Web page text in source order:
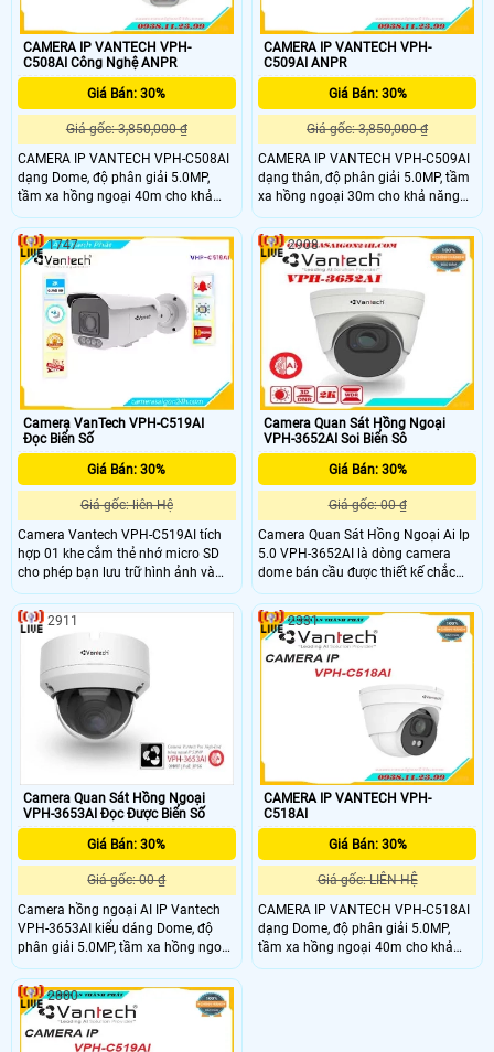
CAMERA IP VANTECH VPH-
C508AI Công Nghệ ANPR
Giá Bán: 30%
Giá gốc: 3,850,000 ₫
CAMERA IP VANTECH VPH-C508AI
dạng Dome, độ phân giải 5.0MP,
tầm xa hồng ngoại 40m cho khả
năng quan sát bao quát, truyền tải
dữ liệu với độ nét cao. Là dòng
camera cao cấp, được tích hợp
nhiều tính năng như: AI, nhận diện
khuôn mặt, biển số xe.
CAMERA IP VANTECH VPH-
C509AI ANPR
Giá Bán: 30%
Giá gốc: 3,850,000 ₫
CAMERA IP VANTECH VPH-C509AI
dạng thân, độ phân giải 5.0MP, tầm
xa hồng ngoại 30m cho khả năng
quan sát bao quát, truyền tải dữ liệu
với độ nét cao. Là dòng camera cao
cấp, được tích hợp nhiều tính năng
như: AI, nhận diện khuôn mặt, biển
Camera VanTech VPH-C519AI
Đọc Biển Số
Giá Bán: 30%
Giá gốc: liên Hệ
Camera Vantech VPH-C519AI tích
hợp 01 khe cắm thẻ nhớ micro SD
cho phép bạn lưu trữ hình ảnh và
video trực tiếp trên thẻ nhớ với dung
lượng tối đa 256GB bạn có thể lưu
trữ một lượng lớn dữ liệu mà không
cần phải dùng đến hệ thống lưu trữ
bên ngoài. Camera này cũng được
tích hợp với các tính năng Alarm (1
input, 1 output) và Audio (1
input(RCA), 1 output (RCA))
1747
Camera Quan Sát Hồng Ngoại
VPH-3652AI Soi Biển Sô
Giá Bán: 30%
Giá gốc: 00 ₫
Camera Quan Sát Hồng Ngoại Ai Ip
5.0 VPH-3652AI là dòng camera
dome bán cầu được thiết kế chắc
chắn. Camera thuộc thương hiệu
Vantech một trong những thương
hiệu camera tót nhất tại việt nam.
Camera có độ phân giải Độ phân
giải: 5
2908
Camera Quan Sát Hồng Ngoại
VPH-3653AI Đọc Được Biển Số
Giá Bán: 30%
Giá gốc: 00 ₫
Camera hồng ngoại AI IP Vantech
VPH-3653AI kiểu dáng Dome, độ
phân giải 5.0MP, tầm xa hồng ngoại
30m cho khả năng quan sát bao
quát, truyền tải dữ liệu với độ nét
cao, chuẩn nén hình ảnh H.265, tiêu
chuẩn IP66 giúp camera chống
nước, nên lắp đặt được trong nhà và
2911
CAMERA IP VANTECH VPH-
C518AI
Giá Bán: 30%
Giá gốc: LIÊN HỆ
CAMERA IP VANTECH VPH-C518AI
dạng Dome, độ phân giải 5.0MP,
tầm xa hồng ngoại 40m cho khả
năng quan sát bao quát, truyền tải
2331
2800